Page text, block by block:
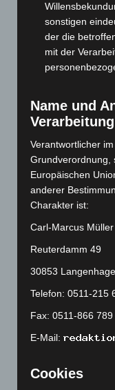
Juli 2024(89)
Juni 2024(107)
Mai 2024(149)
April 2024(102)
Februar 2024(103)
Januar 2024(111)
Dezember 2023
November 2023
Oktober 2023(114)
September 2023
August 2023(134)
Juli 2023(118)
Juni 2023(142)
Mai 2023 (139)
April 2023(155)
März 2023(174)
Januar 2023(140)
sonstigen
der die
mit der
Name und
Verantwortlicher
Grundverordnung,
Europäischen
anderer
Charakter ist:
Carl-Marcus Müller
Reuterdamm 49
30853
Telefon: 0511-215
Fax: 0511-866 789
E-Mail:
Cookies